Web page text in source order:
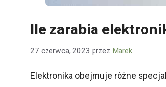
Ile zarabia
27 czerwca, 2023 przez Marek
Elektronika obejmuje różne